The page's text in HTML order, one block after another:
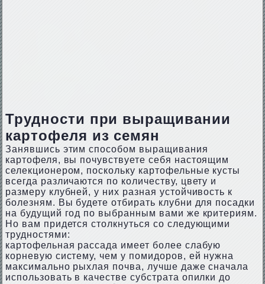
Трудности при выращивании
картофеля из семян
Занявшись этим способом выращивания
картофеля, вы почувствуете себя настоящим
селекционером, поскольку картофельные кусты
всегда различаются по количеству, цвету и
размеру клубней, у них разная устойчивость к
болезням. Вы будете отбирать клубни для посадки
на будущий год по выбранным вами же критериям.
Но вам придется столкнуться со следующими
трудностями:
картофельная рассада имеет более слабую
корневую систему, чем у помидоров, ей нужна
максимально рыхлая почва, лучше даже сначала
использовать в качестве субстрата опилки до